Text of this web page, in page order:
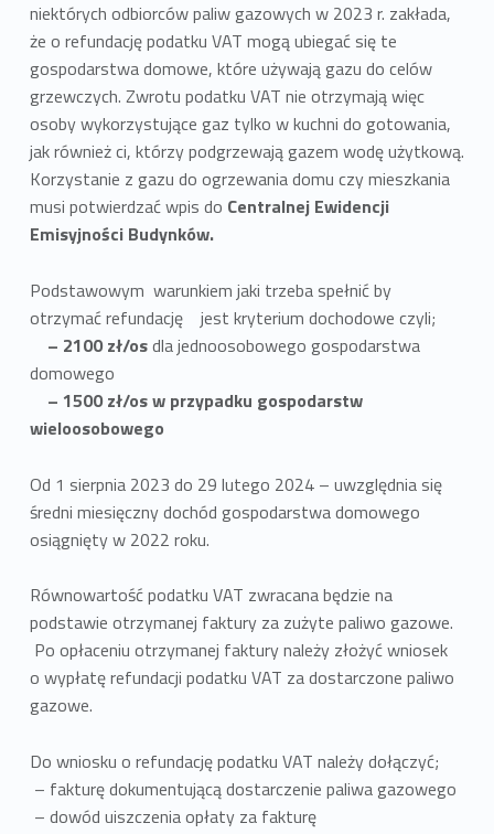
niektórych odbiorców paliw gazowych w 2023 r. zakłada,
że o refundację podatku VAT mogą ubiegać się te
gospodarstwa domowe, które używają gazu do celów
grzewczych. Zwrotu podatku VAT nie otrzymają więc
osoby wykorzystujące gaz tylko w kuchni do gotowania,
jak również ci, którzy podgrzewają gazem wodę użytkową.
Korzystanie z gazu do ogrzewania domu czy mieszkania
musi potwierdzać wpis do Centralnej Ewidencji
Emisyjności Budynków.
Podstawowym warunkiem jaki trzeba spełnić by
otrzymać refundację jest kryterium dochodowe czyli;
– 2100 zł/osdla jednoosobowego gospodarstwa
domowego
– 1500 zł/os w przypadku gospodarstw
wieloosobowego
Od 1 sierpnia 2023 do 29 lutego 2024 – uwzględnia się
średni miesięczny dochód gospodarstwa domowego
osiągnięty w 2022 roku.
Równowartość podatku VAT zwracana będzie na
podstawie otrzymanej faktury za zużyte paliwo gazowe.
Po opłaceniu otrzymanej faktury należy złożyć wniosek
o wypłatę refundacji podatku VAT za dostarczone paliwo
gazowe.
Do wniosku o refundację podatku VAT należy dołączyć;
– fakturę dokumentującą dostarczenie paliwa gazowego
– dowód uiszczenia opłaty za fakturę